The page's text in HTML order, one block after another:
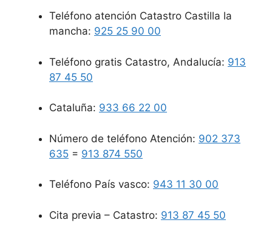
Teléfono atención Catastro Castilla la
mancha: 925 25 90 00
Teléfono gratis Catastro, Andalucía: 913
87 45 50
Cataluña: 933 66 22 00
Número de teléfono Atención: 902 373
635 = 913 874 550
Teléfono País vasco: 943 11 30 00
Cita previa – Catastro: 913 87 45 50